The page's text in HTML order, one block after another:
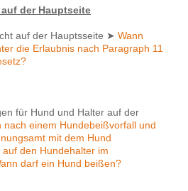
der Hauptseite
auf der Hauptsseite ➤ Wann
die Erlaubnis nach Paragraph 11
für Hund und Halter auf der
nach einem Hundebeißvorfall und
mit dem Hund
den Hundehalter im
darf ein Hund beißen?